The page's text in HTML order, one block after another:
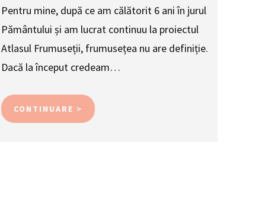
Pentru mine, după ce am călătorit 6 ani în jurul
Pământului și am lucrat continuu la proiectul
Atlasul Frumuseții, frumusețea nu are definiție.
Dacă la început credeam…
CONTINUARE >